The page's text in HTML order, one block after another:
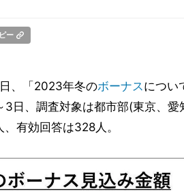
ー
、「2023年冬のボーナスについ
3日、調査対象は都市部(東京、
有効回答は328人。